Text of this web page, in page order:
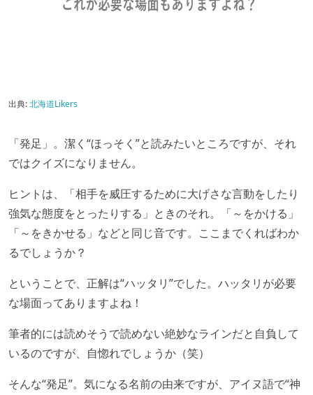
出典:北海道Likers
「発足」。潔く“ほっそく”と読みたいところですが、それ
ではクイズになりません。
ヒントは、「相手を威圧するために大げさな言動をしたり
強気な態度をとったりする」ときのそれ。「～をかける」
「～をきかせる」などと同じ音です。ここまでくればわか
るでしょうか？
ということで、正解は“ハッタリ”でした。ハッタリが必要
な場面ってありますよね！
筆者的には読めそうで読めない絶妙なラインだと自負して
いるのですが、自惚れでしょうか（笑）
そんな“発足”。気になる名前の由来ですが、アイヌ語で“神